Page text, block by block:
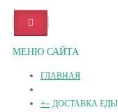
МЕНЮ САЙТА
ГЛАВНАЯ
+- ДОСТАВКА ЕДЫ